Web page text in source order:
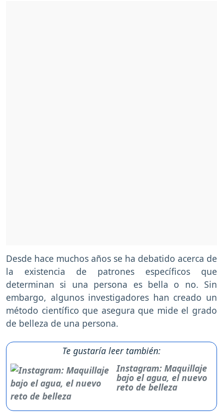
Desde hace muchos años se ha debatido acerca de
la existencia de patrones específicos que
determinan si una persona es bella o no. Sin
embargo, algunos investigadores han creado un
método científico que asegura que mide el grado
de belleza de una persona.
Te gustaría leer también:
Instagram: Maquillaje
bajo el agua, el nuevo
reto de belleza